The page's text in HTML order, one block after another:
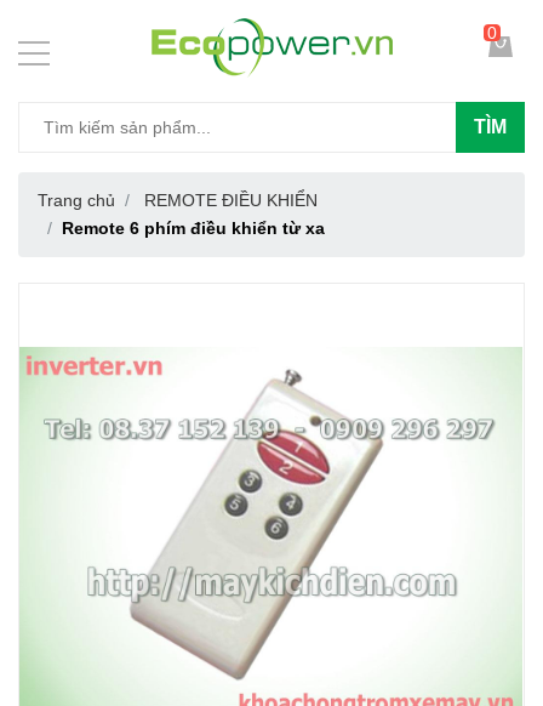
TÌM
0
Trang chủ
REMOTE ĐIỀU KHIỂN
Remote 6 phím điều khiển từ xa